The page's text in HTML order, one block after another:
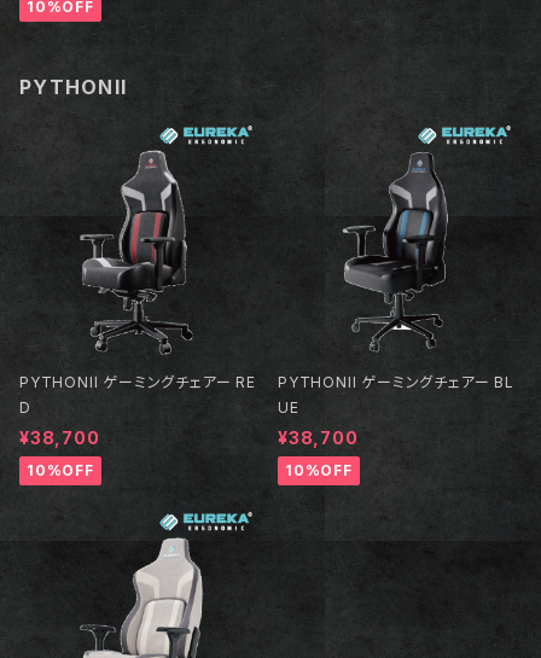
10%OFF
PYTHONII
PYTHONII ゲーミングチェアー RE
D
¥38,700
10%OFF
PYTHONII ゲーミングチェアー BL
UE
¥38,700
10%OFF